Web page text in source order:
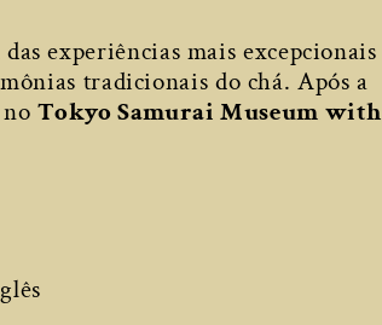
experiências mais excepcionais
tradicionais do chá. Após a
noTokyo Samurai Museum with